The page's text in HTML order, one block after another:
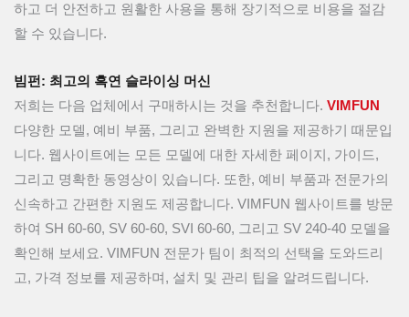
하고 더 안전하고 원활한 사용을 통해 장기적으로 비용을 절감
할 수 있습니다.
빔펀: 최고의 흑연 슬라이싱 머신
저희는 다음 업체에서 구매하시는 것을 추천합니다. VIMFUN
다양한 모델, 예비 부품, 그리고 완벽한 지원을 제공하기 때문입
니다. 웹사이트에는 모든 모델에 대한 자세한 페이지, 가이드,
그리고 명확한 동영상이 있습니다. 또한, 예비 부품과 전문가의
신속하고 간편한 지원도 제공합니다. VIMFUN 웹사이트를 방문
하여 SH 60-60, SV 60-60, SVI 60-60, 그리고 SV 240-40 모델을
확인해 보세요. VIMFUN 전문가 팀이 최적의 선택을 도와드리
고, 가격 정보를 제공하며, 설치 및 관리 팁을 알려드립니다.